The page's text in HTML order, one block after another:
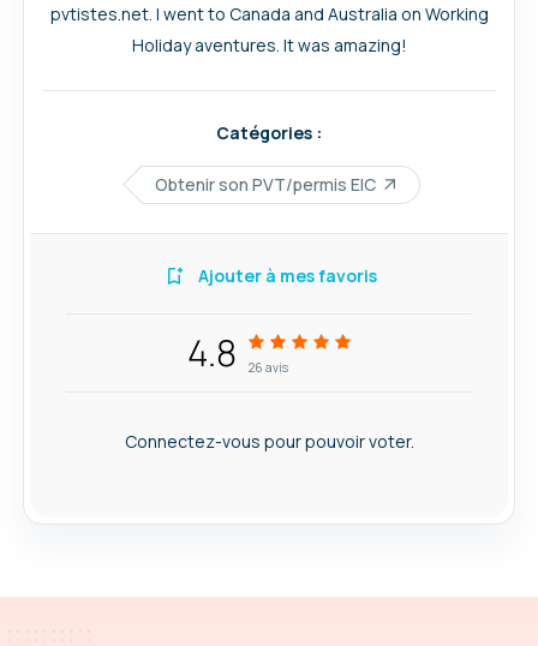
pvtistes.net. I went to Canada and Australia on Working
Holiday aventures. It was amazing!
Catégories :
Obtenir son PVT/permis EIC
Ajouter à mes favoris
4.8 26 avis
Connectez-vous pour pouvoir voter.